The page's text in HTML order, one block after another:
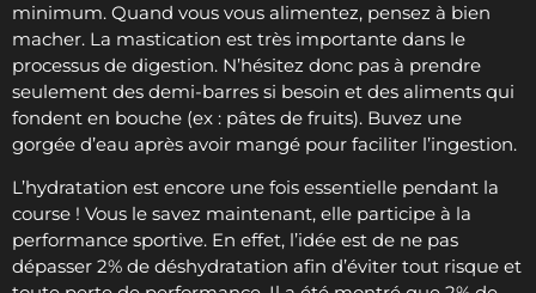
minimum. Quand vous vous alimentez, pensez à bien
macher. La mastication est très importante dans le
processus de digestion. N’hésitez donc pas à prendre
seulement des demi-barres si besoin et des aliments qui
fondent en bouche (ex : pâtes de fruits). Buvez une
gorgée d’eau après avoir mangé pour faciliter l’ingestion.
L’hydratation est encore une fois essentielle pendant la
course ! Vous le savez maintenant, elle participe à la
performance sportive. En effet, l’idée est de ne pas
dépasser 2% de déshydratation afin d’éviter tout risque et